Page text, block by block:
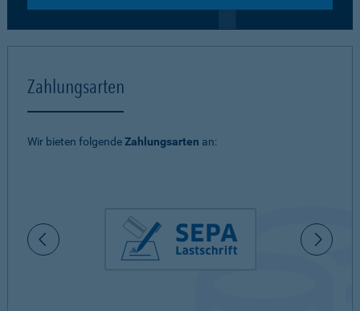
Zahlungsarten
Wir bieten folgendeZahlungsarten an: